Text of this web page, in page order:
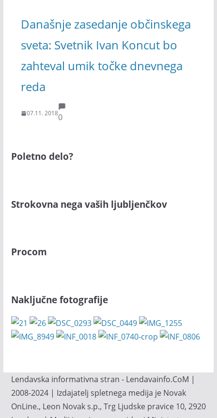
Današnje zasedanje občinskega
sveta: Svetnik Ivan Koncut bo
zahteval umik točke dnevnega
reda
07.11. 20180
Poletno delo?
Strokovna nega vaših ljubljenčkov
Procom
Naključne fotografije
Lendavska informativna stran - Lendavainfo.CoM |
2008-2024 | Izdajatelj spletnega medija je Novak
OnLine., Leon Novak s.p., Trg Ljudske pravice 10, 2920